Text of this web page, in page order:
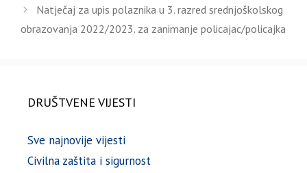
Natječaj za upis polaznika u 3. razred srednjoškolskog
obrazovanja 2022/2023. za zanimanje policajac/policajka
DRUŠTVENE VIJESTI
Sve najnovije vijesti
Civilna zaštita i sigurnost